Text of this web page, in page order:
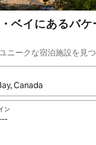
ベイにあるバ
ニークな宿泊施設を見
が表示されたら、上下の矢
ン